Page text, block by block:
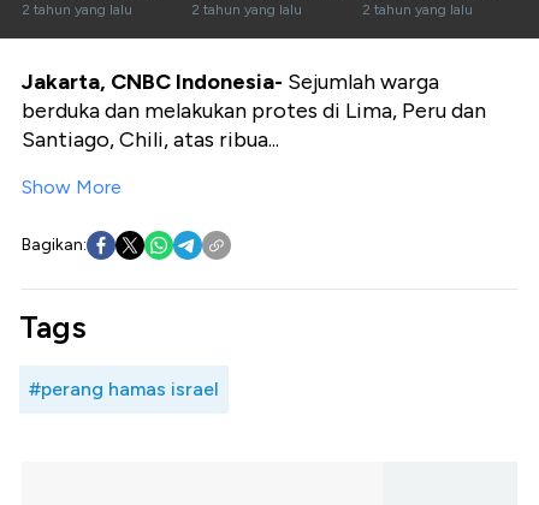
Baru?
2 tahun yang lalu
Gaza!
2 tahun yang lalu 2 tahun yang lalu
Jakarta, CNBC Indonesia- Sejumlah warga
berduka dan melakukan protes di Lima, Peru dan
Santiago, Chili, atas ribua...
Show More
Bagikan:
Tags
#perang hamas israel